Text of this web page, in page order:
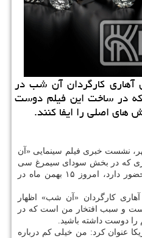
آهاری كارگردان آن شب در
در ساخت این فیلم دوست
های اصلی را ایفا كنند.
نشست خبری فیلم سینمایی «آن
كه در بخش سودای سیمرغ سی
فیلم فجر حضور دارد، امروز ۱۵ بهمن ماه در
كارگردان «آن شب» اظهار
و سبب افتخار من است كه در
را دوست داشته باشید.
عنوان كرد: من خیلی كم درباره